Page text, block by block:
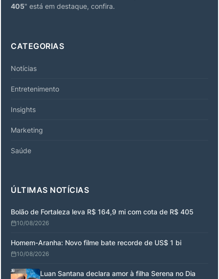
405" está em destaque, confira.
CATEGORIAS
Notícias
Entretenimento
Insights
Marketing
Saúde
ÚLTIMAS NOTÍCIAS
Bolão de Fortaleza leva R$ 164,9 mi com cota de R$ 405
10/08/2026
Homem-Aranha: Novo filme bate recorde de US$ 1 bi
10/08/2026
Luan Santana declara amor à filha Serena no Dia